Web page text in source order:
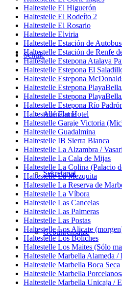
Schule
Aufnahme
Sekretariat
Gebührensätze
Haltestelle El Higuerón
Haltestelle El Rodeíto 2
Haltestelle El Rosario
Haltestelle Elviria
Haltestelle Estación de
Haltestelle Estación de Renfe
Haltestelle Estepona Atalaya
Haltestelle Estepona El
Haltestelle Estepona
Haltestelle Estepona
Haltestelle Estepona
Haltestelle Estepona Río
Haltestelle Flat Hotel
Haltestelle Garaje Victoria
Haltestelle Guadalmina
Haltestelle IB Sierra Blanca
Haltestelle La Alzambra /
Haltestelle La Cala de Mijas
Haltestelle La Colina (Palacio
Haltestelle La Mezquita
Haltestelle La Reserva de
Haltestelle La Víbora
Haltestelle Las Cancelas
Haltestelle Las Palmeras
Haltestelle Las Postas
Haltestelle Los Alicate
Haltestelle Los Boliches
Haltestelle Los Maites (Sólo
Haltestelle Marbella Alameda /
Haltestelle Marbella Boca Seca
Haltestelle Marbella
Haltestelle Marbella Unicaja /